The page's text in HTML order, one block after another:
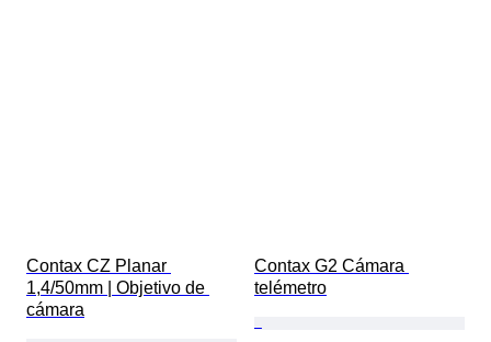
Contax CZ Planar
1,4/50mm | Objetivo de
cámara
Contax G2 Cámara
telémetro